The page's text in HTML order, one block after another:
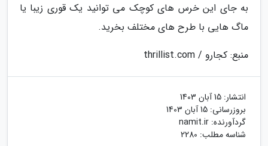
به جای این خرس های کوچک می توانید یک قوری زیبا یا
ماگ هایی با طرح های مختلف بخرید.
منبع: کجارو / thrillist.com
انتشار: 15 آبان 1403
بروزرسانی: 15 آبان 1403
گردآورنده: namit.ir
شناسه مطلب: 2280